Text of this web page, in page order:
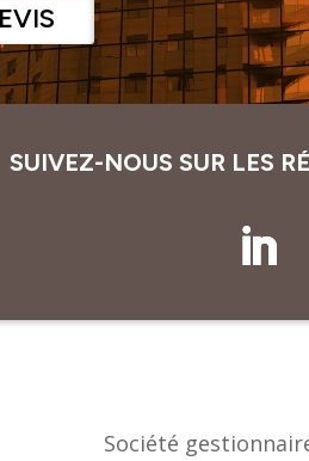
SUIVEZ-NOUS SUR LES
Société